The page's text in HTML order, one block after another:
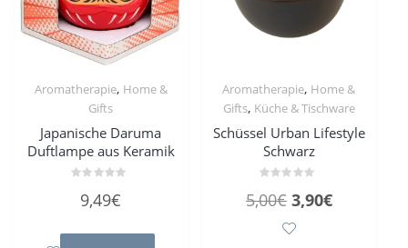
Aromatherapie, Home &
Gifts
Japanische Daruma
Duftlampe aus Keramik
mit
5
9,49€
Aromatherapie, Home &
Gifts, Küche & Tischware
Schüssel Urban Lifestyle
Schwarz
mit
5,00€ Ursprünglicher
Preis
3,90€Aktueller